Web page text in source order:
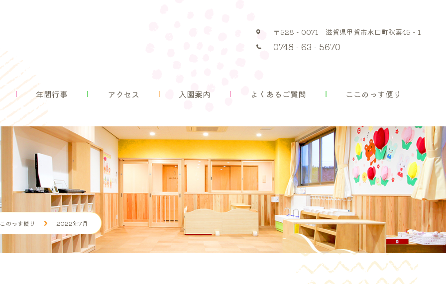
入園案内 よくあるご質問 ここのっす便り
〒528 - 0071 滋賀県甲賀市水口町秋葉45 - 1
0748 - 63 - 5670
年間行事 アクセス 入園案内 よくあるご質問 ここのっす便り
のっす便り 2022年7月